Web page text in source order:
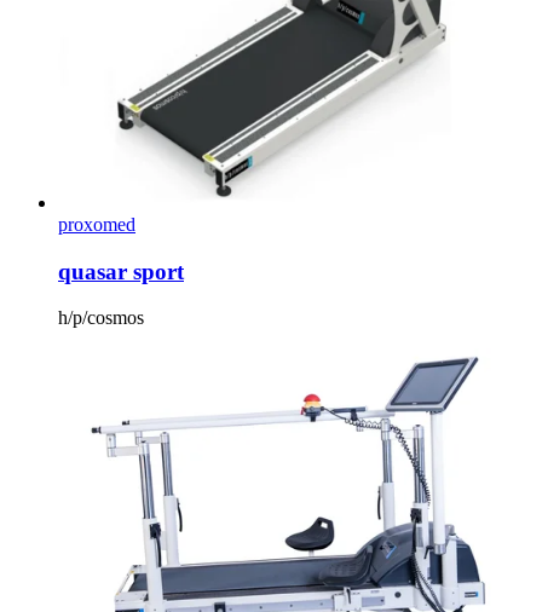
proxomed
quasar sport
h/p/cosmos